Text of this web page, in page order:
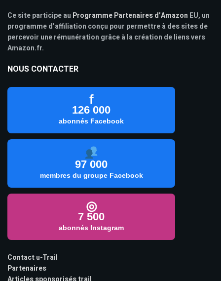
Ce site participe au Programme Partenaires d’Amazon EU, un
programme d’affiliation conçu pour permettre à des sites de
percevoir une rémunération grâce à la création de liens vers
Amazon.fr.
NOUS CONTACTER
f
126 000
abonnés Facebook
97 000
membres du groupe Facebook
◎
7 500
abonnés Instagram
Contact u-Trail
Partenaires